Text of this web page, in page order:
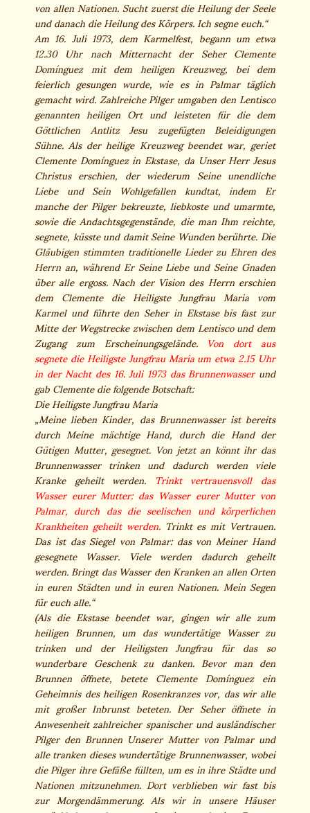
von allen Nationen. Sucht zuerst die Heilung der Seele
und danach die Heilung des Körpers. Ich segne euch.“
Am 16. Juli 1973, dem Karmelfest, begann um etwa
12.30 Uhr nach Mitternacht der Seher Clemente
Domínguez mit dem heiligen Kreuzweg, bei dem
feierlich gesungen wurde, wie es in Palmar täglich
gemacht wird. Zahlreiche Pilger umgaben den Lentisco
genannten heiligen Ort und leisteten für die dem
Göttlichen Antlitz Jesu zugefügten Beleidigungen
Sühne. Als der heilige Kreuzweg beendet war, geriet
Clemente Domínguez in Ekstase, da Unser Herr Jesus
Christus erschien, der wiederum Seine unendliche
Liebe und Sein Wohlgefallen kundtat, indem Er
manche der Pilger bekreuzte, liebkoste und umarmte,
sowie die Andachtsgegenstände, die man Ihm reichte,
segnete, küsste und damit Seine Wunden berührte. Die
Gläubigen stimmten traditionelle Lieder zu Ehren des
Herrn an, während Er Seine Liebe und Seine Gnaden
über alle ergoss. Nach der Vision des Herrn erschien
dem Clemente die Heiligste Jungfrau Maria vom
Karmel und führte den Seher in Ekstase bis fast zur
Mitte der Wegstrecke zwischen dem Lentisco und dem
Zugang zum Erscheinungsgelände. Von dort aus
segnete die Heiligste Jungfrau Maria um etwa 2.15 Uhr
in der Nacht des 16. Juli 1973 das Brunnenwasserund
gab Clemente die folgende Botschaft:
Die Heiligste Jungfrau Maria
„Meine lieben Kinder, das Brunnenwasser ist bereits
durch Meine mächtige Hand, durch die Hand der
Gütigen Mutter, gesegnet. Von jetzt an könnt ihr das
Brunnenwasser trinken und dadurch werden viele
Kranke geheilt werden. Trinkt vertrauensvoll das
Wasser eurer Mutter: das Wasser eurer Mutter von
Palmar, durch das die seelischen und körperlichen
Krankheiten geheilt werden. Trinkt es mit Vertrauen.
Das ist das Siegel von Palmar: das von Meiner Hand
gesegnete Wasser. Viele werden dadurch geheilt
werden. Bringt das Wasser den Kranken an allen Orten
in euren Städten und in euren Nationen. Mein Segen
für euch alle.“
(Als die Ekstase beendet war, gingen wir alle zum
heiligen Brunnen, um das wundertätige Wasser zu
trinken und der Heiligsten Jungfrau für das so
wunderbare Geschenk zu danken. Bevor man den
Brunnen öffnete, betete Clemente Domínguez ein
Geheimnis des heiligen Rosenkranzes vor, das wir alle
mit großer Inbrunst beteten. Der Seher öffnete in
Anwesenheit zahlreicher spanischer und ausländischer
Pilger den Brunnen Unserer Mutter von Palmar und
alle tranken dieses wundertätige Brunnenwasser, wobei
die Pilger ihre Gefäße füllten, um es in ihre Städte und
Nationen mitzunehmen. Dort verblieben wir fast bis
zur Morgendämmerung. Als wir in unsere Häuser